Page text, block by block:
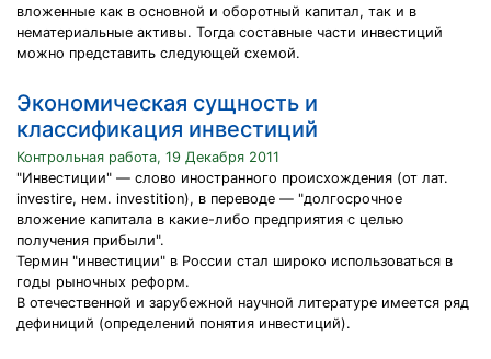
вложенные как в основной и оборотный капитал, так и в
нематериальные активы. Тогда составные части инвестиций
можно представить следующей схемой.
Экономическая сущность и
классификация инвестиций
Контрольная работа, 19 Декабря 2011
"Инвестиции" — слово иностранного происхождения (от лат.
investire, нем. investition), в переводе — "долгосрочное
вложение капитала в какие-либо предприятия с целью
получения прибыли".
Термин "инвестиции" в России стал широко использоваться в
годы рыночных реформ.
В отечественной и зарубежной научной литературе имеется ряд
дефиниций (определений понятия инвестиций).